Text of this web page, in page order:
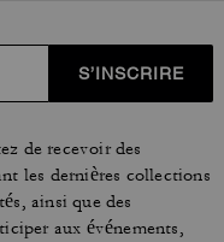
S’INSCRIRE
de recevoir des
les dernières collections
ainsi que des
aux événements,